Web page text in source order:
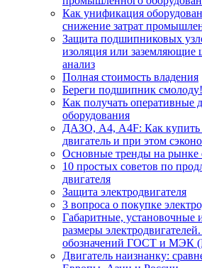
Как унификация
снижение затрат
Защита подшипниковых
изоляция или
анализ
Полная стоимость владения
Береги подшипник смолоду!
Как получать оперативные
оборудования
ДАЗО, А4, А4F: Как купить
двигатель и при этом
Основные тренды на рынке
10 простых советов по
двигателя
Защита электродвигателя
3 вопроса о покупке
Габаритные, установочные
размеры
обозначений ГОСТ и МЭК
Двигатель наизнанку: